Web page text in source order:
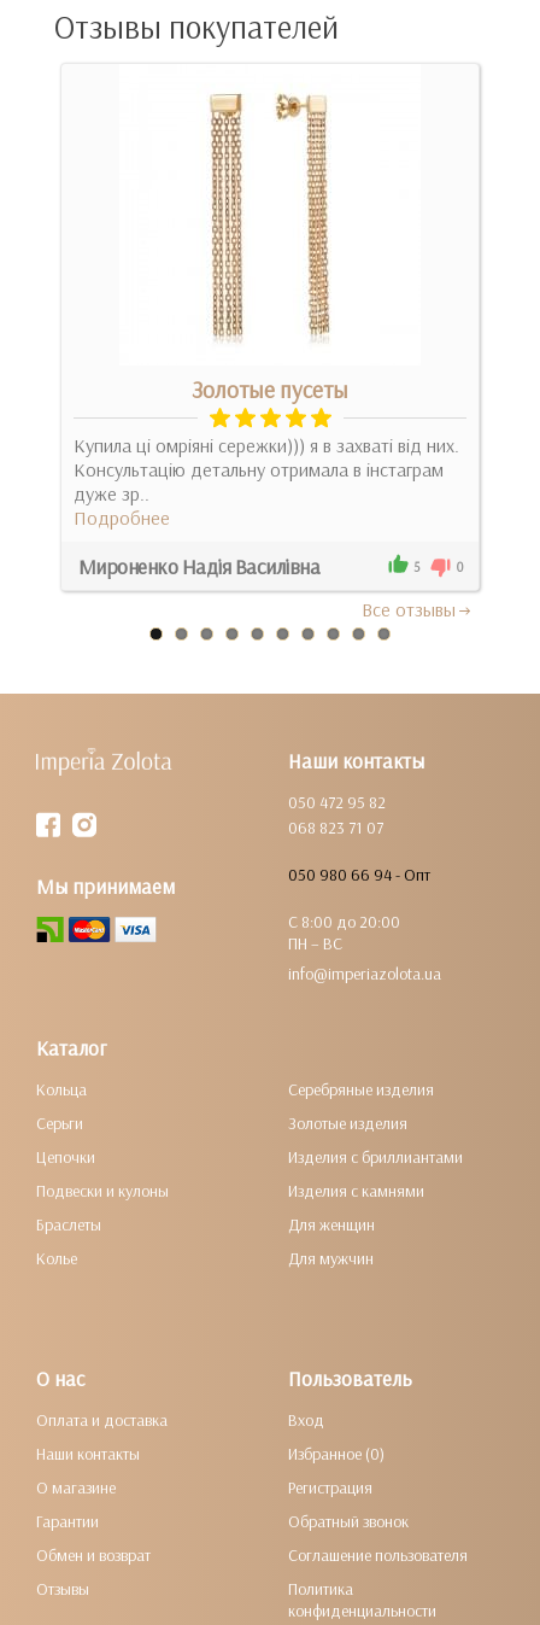
Отзывы покупателей
Золотые пусеты
Купила ці омріяні сережки))) я в захваті від них.
Консультацію детальну отримала в інстаграм
дуже зр..
Подробнее
Мироненко Надія Василівна 5 0
Все отзывы
Наши контакты
050 472 95 82
068 823 71 07
050 980 66 94 - Опт
С 8:00 до 20:00
ПН – ВС
info@imperiazolota.ua
Мы принимаем
Каталог
Кольца
Серьги
Цепочки
Подвески и кулоны
Браслеты
Колье
Серебряные изделия
Золотые изделия
Изделия с бриллиантами
Изделия с камнями
Для женщин
Для мужчин
О нас
Оплата и доставка
Наши контакты
О магазине
Гарантии
Обмен и возврат
Отзывы
Пользователь
Вход
Избранное (0)
Регистрация
Обратный звонок
Соглашение пользователя
Политика
конфиденциальности